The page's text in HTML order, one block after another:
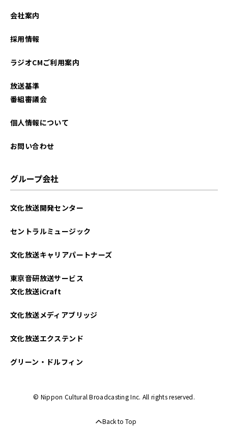
会社案内
採用情報
ラジオCMご利用案内
放送基準
番組審議会
個人情報について
お問い合わせ
グループ会社
文化放送開発センター
セントラルミュージック
文化放送キャリアパートナーズ
東京音研放送サービス
文化放送iCraft
文化放送メディアブリッジ
文化放送エクステンド
グリーン・ドルフィン
© Nippon Cultural Broadcasting Inc. All rights reserved.
Back to Top